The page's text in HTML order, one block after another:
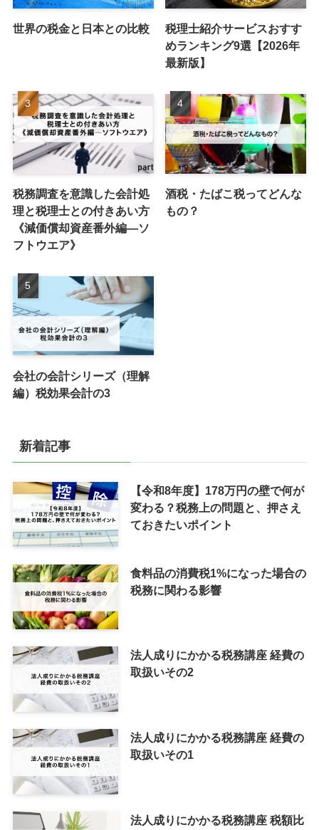
世界の税金と日本との比較
税理士紹介サービスおすす
めランキング9選【2026年
最新版】
税務調査を意識した会計処
理と税理士との付きあい方
《減価償却資産番外編―ソ
フトウエア》
酒税・たばこ税ってどんな
もの？
会社の会計シリーズ（理解
編）税効果会計の3
新着記事
【令和8年度】178万円の壁で何が
変わる？税務上の問題と、押さえ
ておきたいポイント
食料品の消費税1%になった場合の
税務に関わる影響
法人成りにかかる税務講座 経費の
取扱いその2
法人成りにかかる税務講座 経費の
取扱いその1
法人成りにかかる税務講座 税額比